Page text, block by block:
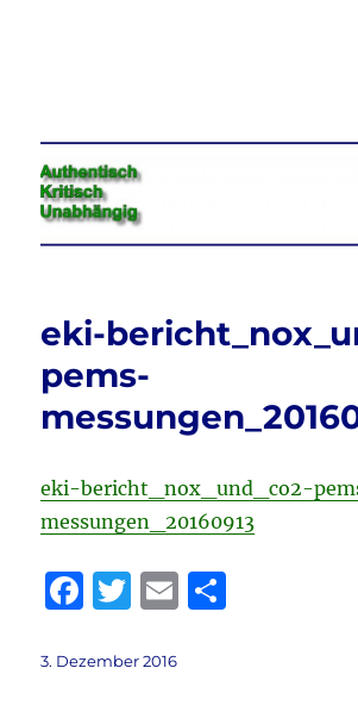
Jeder hat das Recht,
Meinung in Wort,
frei zu äußern und zu
eki-
pems-
eki-bericht_nox_und_co2-
messungen_20160913
F
c
T
it
E
Veröffentlicht
3. Dezember 2016